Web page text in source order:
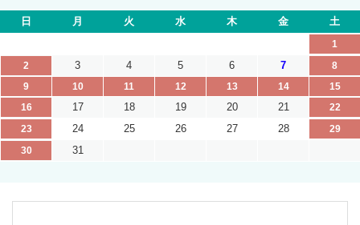
日 月 火 水 木 金 土
1
2
3 4 5 6 7
8
9
10 11 12 13 14
15
16
17 18 19 20 21
22
23
24 25 26 27 28
29
30
31